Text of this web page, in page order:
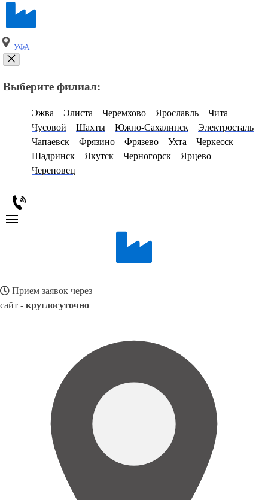
УФА
Выберите филиал:
Эжва Элиста Черемхово Ярославль
Чита
Чусовой
Шахты Южно-Сахалинск
Электросталь
Чапаевск
Фрязино Фрязево Ухта
Черкесск
Шадринск
Якутск Черногорск
Ярцево
Череповец
Прием заявок через
сайт - круглосуточно